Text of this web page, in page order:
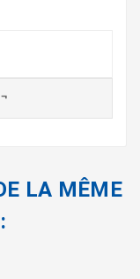
LA MÊME